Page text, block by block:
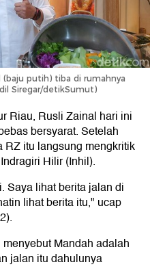
(baju putih) tiba di rumahnya
Siregar/detikSumut)
Riau, Rusli Zainal hari ini
bersyarat. Setelah
RZ itu langsung mengkritik
Hilir (Inhil).
Saya lihat berita jalan di
lihat berita itu," ucap
Mandah adalah
jalan itu dahulunya